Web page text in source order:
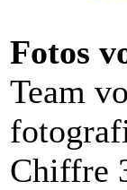
Fotos
Team
Chiffre